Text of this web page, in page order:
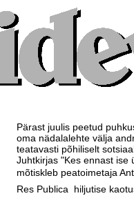
Pärast juulis peetud
oma nädalalehte välja
teatavasti põhiliselt
Juhtkirjas "Kes ennast ise
mõtiskleb peatoimetaja
Res Publica  hiljutise